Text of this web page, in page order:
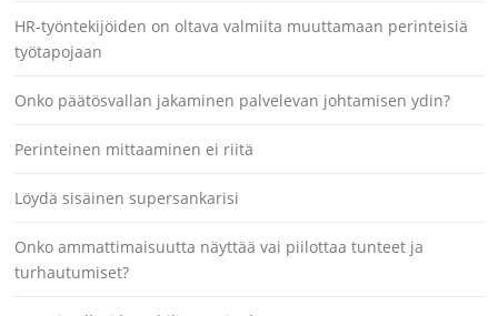
HR-työntekijöiden on oltava valmiita muuttamaan perinteisiä
työtapojaan
Onko päätösvallan jakaminen palvelevan johtamisen ydin?
Perinteinen mittaaminen ei riitä
Löydä sisäinen supersankarisi
Onko ammattimaisuutta näyttää vai piilottaa tunteet ja
turhautumiset?